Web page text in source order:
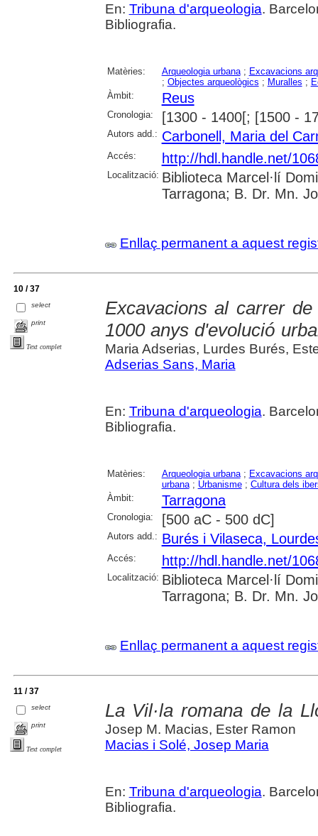
En: Tribuna d'arqueologia.
Bibliografia.
Matèries: Arqueologia urbana; Excavacions
; Objectes arqueològics ; Muralles ;
Àmbit:
Reus
Cronologia: [1300 - 1400[; [1500 -
Autors add.: Carbonell, Maria del
Accés: http://hdl.handle.net/
Localització: Biblioteca Marcel·lí
Tarragona; B. Dr. Mn.
Enllaç permanent a aquest
10 / 37
select
print
Text complet
Excavacions al carrer
1000 anys d'evolució
Maria Adserias, Lurdes Burés,
Adserias Sans, Maria
En: Tribuna d'arqueologia.
Bibliografia.
Matèries: Arqueologia urbana; Excavacions
urbana; Urbanisme; Cultura dels
Àmbit:
Tarragona
Cronologia: [500 aC - 500 dC]
Autors add.: Burés i Vilaseca,
Accés: http://hdl.handle.net/
Localització: Biblioteca Marcel·lí
Tarragona; B. Dr. Mn.
Enllaç permanent a aquest
11 / 37
select
print
Text complet
La Vil·la romana de la
Josep M. Macias, Ester Ramon
Macias i Solé, Josep Maria
En: Tribuna d'arqueologia.
Bibliografia.